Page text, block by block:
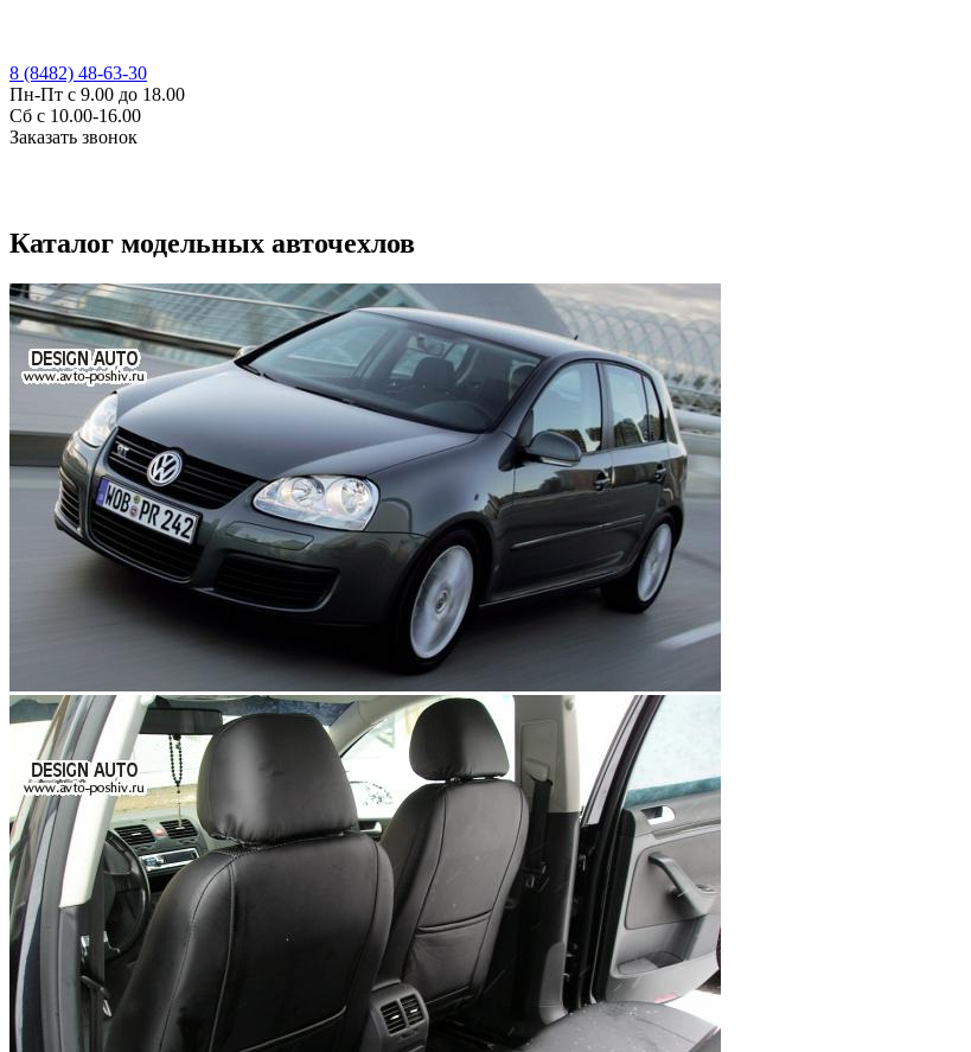
8 (8482) 48-63-30
Пн-Пт с 9.00 до 18.00
Сб с 10.00-16.00
Заказать звонок
Каталог модельных авточехлов